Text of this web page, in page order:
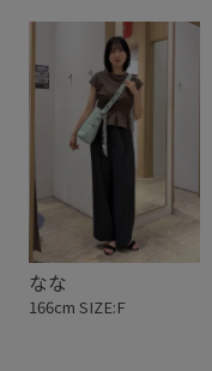
なな
166cm SIZE:F